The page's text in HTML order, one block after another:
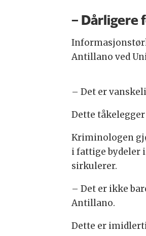
– Dårligere
Antillano ved
– Det er
Dette
Kriminologen
i fattige bydeler
sirkulerer.
– Det er ikke
Antillano.
Dette er